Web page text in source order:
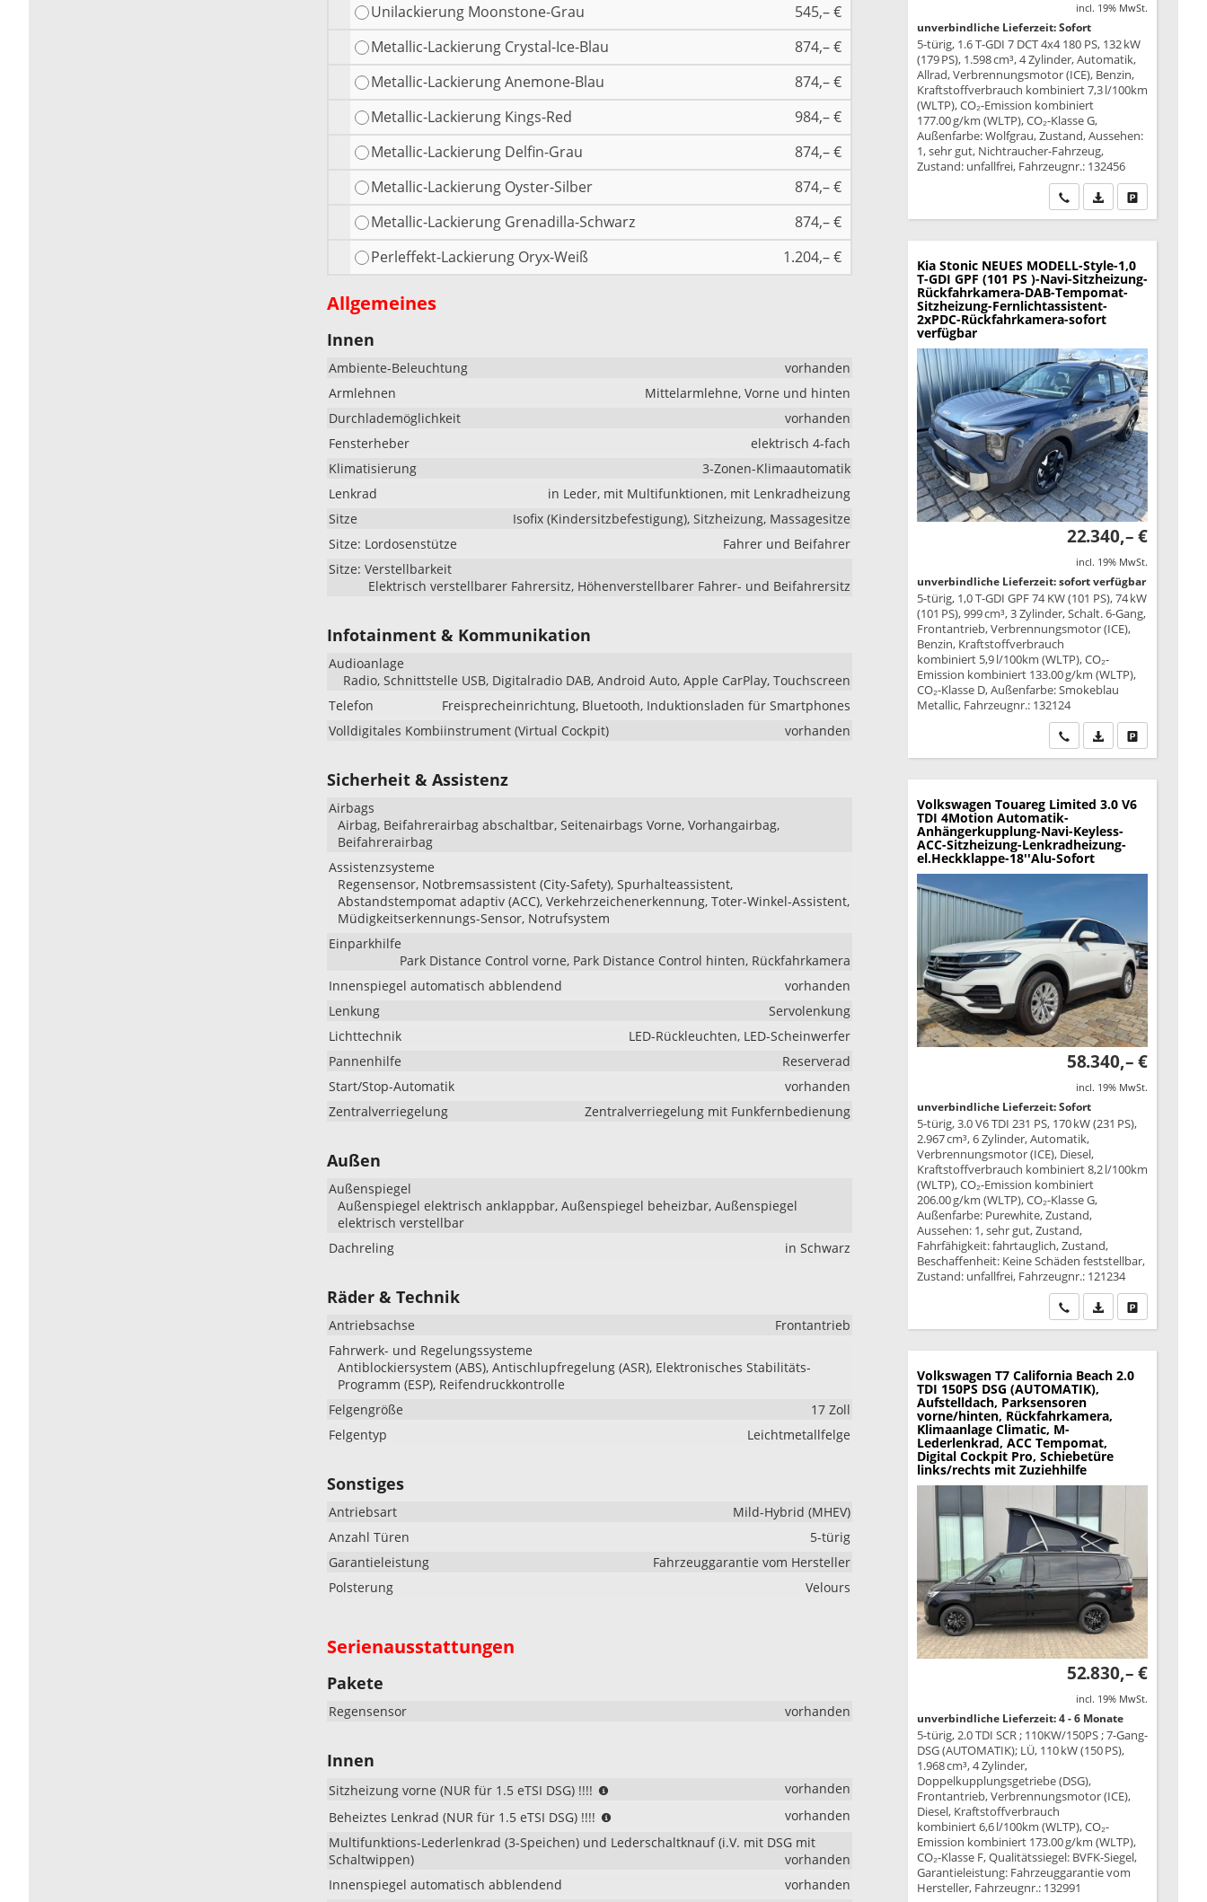
Unilackierung Moonstone-Grau
545,– €
Metallic-Lackierung Crystal-Ice-Blau
874,– €
Metallic-Lackierung Anemone-Blau
874,– €
Metallic-Lackierung Kings-Red
984,– €
Metallic-Lackierung Delfin-Grau
874,– €
Metallic-Lackierung Oyster-Silber
874,– €
Metallic-Lackierung Grenadilla-Schwarz
874,– €
Perleffekt-Lackierung Oryx-Weiß
1.204,– €
Allgemeines
Innen
Ambiente-Beleuchtung
vorhanden
Armlehnen
Mittelarmlehne, Vorne und hinten
Durchlademöglichkeit
vorhanden
Fensterheber
elektrisch 4-fach
Klimatisierung
3-Zonen-Klimaautomatik
Lenkrad
in Leder, mit Multifunktionen, mit Lenkradheizung
Sitze
Isofix (Kindersitzbefestigung), Sitzheizung, Massagesitze
Sitze: Lordosenstütze
Fahrer und Beifahrer
Sitze: Verstellbarkeit
Elektrisch verstellbarer Fahrersitz, Höhenverstellbarer Fahrer- und Beifahrersitz
Infotainment & Kommunikation
Audioanlage
Radio, Schnittstelle USB, Digitalradio DAB, Android Auto, Apple CarPlay, Touchscreen
Telefon
Freisprecheinrichtung, Bluetooth, Induktionsladen für Smartphones
Volldigitales Kombiinstrument (Virtual Cockpit)
vorhanden
Sicherheit & Assistenz
Airbags
Airbag, Beifahrerairbag abschaltbar, Seitenairbags Vorne, Vorhangairbag,
Beifahrerairbag
Assistenzsysteme
Regensensor, Notbremsassistent (City-Safety), Spurhalteassistent,
Abstandstempomat adaptiv (ACC), Verkehrzeichenerkennung, Toter-Winkel-Assistent,
Müdigkeitserkennungs-Sensor, Notrufsystem
Einparkhilfe
Park Distance Control vorne, Park Distance Control hinten, Rückfahrkamera
Innenspiegel automatisch abblendend
vorhanden
Lenkung
Servolenkung
Lichttechnik
LED-Rückleuchten, LED-Scheinwerfer
Pannenhilfe
Reserverad
Start/Stop-Automatik
vorhanden
Zentralverriegelung
Zentralverriegelung mit Funkfernbedienung
Außen
Außenspiegel
Außenspiegel elektrisch anklappbar, Außenspiegel beheizbar, Außenspiegel
elektrisch verstellbar
Dachreling
in Schwarz
Räder & Technik
Antriebsachse
Frontantrieb
Fahrwerk- und Regelungssysteme
Antiblockiersystem (ABS), Antischlupfregelung (ASR), Elektronisches Stabilitäts-
Programm (ESP), Reifendruckkontrolle
Felgengröße
17 Zoll
Felgentyp
Leichtmetallfelge
Sonstiges
Antriebsart
Mild-Hybrid (MHEV)
Anzahl Türen
5-türig
Garantieleistung
Fahrzeuggarantie vom Hersteller
Polsterung
Velours
Serienausstattungen
Pakete
Regensensor vorhanden
Innen
Sitzheizung vorne (NUR für 1.5 eTSI DSG) !!!!
1.5
eTSI
vorhanden
Beheiztes Lenkrad (NUR für 1.5 eTSI DSG) !!!!
1.5
vorhanden
Multifunktions-Lederlenkrad (3-Speichen) und Lederschaltknauf (i.V. mit DSG mit
Schaltwippen)
vorhanden
Innenspiegel automatisch abblendend
vorhanden
incl. 19% MwSt.
unverbindliche Lieferzeit: Sofort
5-türig, 1.6 T-GDI 7 DCT 4x4 180 PS, 132 kW
(179 PS), 1.598 cm³, 4 Zylinder, Automatik,
Allrad, Verbrennungsmotor (ICE), Benzin,
Kraftstoffverbrauch kombiniert 7,3 l/100km
(WLTP), CO₂-Emission kombiniert
177.00 g/km (WLTP), CO₂-Klasse G,
Außenfarbe: Wolfgrau, Zustand, Aussehen:
1, sehr gut, Nichtraucher-Fahrzeug,
Zustand: unfallfrei, Fahrzeugnr.: 132456
Wir rufen Sie an
PDF-Datei,Drucken,
Kia Stonic NEUES MODELL-Style-1,0
T-GDI GPF (101 PS )-Navi-Sitzheizung-
Rückfahrkamera-DAB-Tempomat-
Sitzheizung-Fernlichtassistent-
2xPDC-Rückfahrkamera-sofort
verfügbar
22.340,– €
incl. 19% MwSt.
unverbindliche Lieferzeit: sofort verfügbar
5-türig, 1,0 T-GDI GPF 74 KW (101 PS), 74 kW
(101 PS), 999 cm³, 3 Zylinder, Schalt. 6-Gang,
Frontantrieb, Verbrennungsmotor (ICE),
Benzin, Kraftstoffverbrauch
kombiniert 5,9 l/100km (WLTP), CO₂-
Emission kombiniert 133.00 g/km (WLTP),
CO₂-Klasse D, Außenfarbe: Smokeblau
Metallic, Fahrzeugnr.: 132124
Wir rufen Sie an
PDF-Datei,Drucken,
Volkswagen Touareg Limited 3.0 V6
TDI 4Motion Automatik-
Anhängerkupplung-Navi-Keyless-
ACC-Sitzheizung-Lenkradheizung-
el.Heckklappe-18''Alu-Sofort
58.340,– €
incl. 19% MwSt.
unverbindliche Lieferzeit: Sofort
5-türig, 3.0 V6 TDI 231 PS, 170 kW (231 PS),
2.967 cm³, 6 Zylinder, Automatik,
Verbrennungsmotor (ICE), Diesel,
Kraftstoffverbrauch kombiniert 8,2 l/100km
(WLTP), CO₂-Emission kombiniert
206.00 g/km (WLTP), CO₂-Klasse G,
Außenfarbe: Purewhite, Zustand,
Aussehen: 1, sehr gut, Zustand,
Fahrfähigkeit: fahrtauglich, Zustand,
Beschaffenheit: Keine Schäden feststellbar,
Zustand: unfallfrei, Fahrzeugnr.: 121234
Wir rufen Sie an
PDF-Datei,Drucken,
Volkswagen T7 California Beach 2.0
TDI 150PS DSG (AUTOMATIK),
Aufstelldach, Parksensoren
vorne/hinten, Rückfahrkamera,
Klimaanlage Climatic, M-
Lederlenkrad, ACC Tempomat,
Digital Cockpit Pro, Schiebetüre
links/rechts mit Zuziehhilfe
52.830,– €
incl. 19% MwSt.
unverbindliche Lieferzeit: 4 - 6 Monate
5-türig, 2.0 TDI SCR ; 110KW/150PS ; 7-Gang-
DSG (AUTOMATIK); LÜ, 110 kW (150 PS),
1.968 cm³, 4 Zylinder,
Doppelkupplungsgetriebe (DSG),
Frontantrieb, Verbrennungsmotor (ICE),
Diesel, Kraftstoffverbrauch
kombiniert 6,6 l/100km (WLTP), CO₂-
Emission kombiniert 173.00 g/km (WLTP),
CO₂-Klasse F, Qualitätssiegel: BVFK-Siegel,
Garantieleistung: Fahrzeuggarantie vom
Hersteller, Fahrzeugnr.: 132991